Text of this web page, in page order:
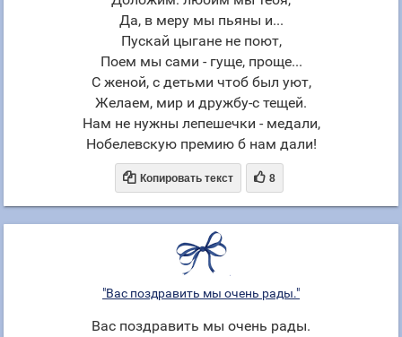
Да, в меру мы пьяны и...
Пускай цыгане не поют,
Поем мы сами - гуще, проще...
С женой, с детьми чтоб был уют,
Желаем, мир и дружбу-с тещей.
Нам не нужны лепешечки - медали,
Нобелевскую премию б нам дали!
 Копировать текст  8
"Вас поздравить мы очень рады."
Вас поздравить мы очень рады.